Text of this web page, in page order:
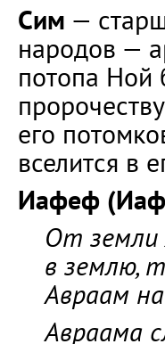
Сим —
народов —
потопа Ной
его
вселится в
Иафеф
От земли
в землю,
Авраам
Авраама